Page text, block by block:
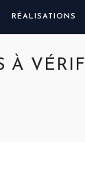
RÉALISATIONS
À